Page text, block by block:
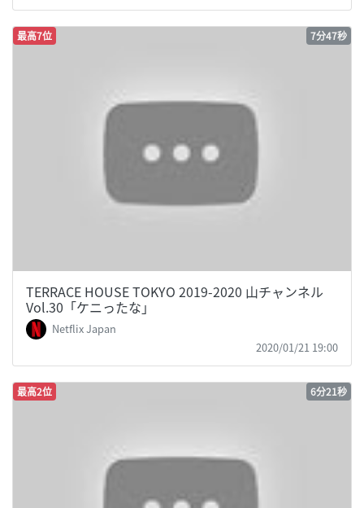
最高7位 7分47秒
TERRACE HOUSE TOKYO 2019-2020 山チャンネル
Vol.30「ケニったな」
Netflix Japan
2020/01/21 19:00
最高2位 6分21秒